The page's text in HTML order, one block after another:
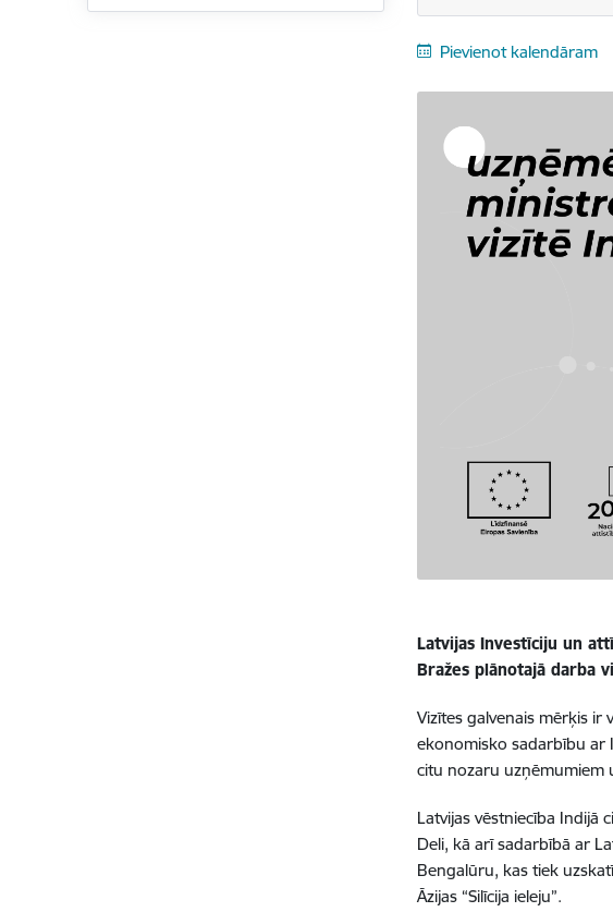
Pievienot kalendāram
Latvijas Investīciju un
Bražes plānotajā darba
Vizītes galvenais mērķis
ekonomisko sadarbību ar
citu nozaru uzņēmumiem
Latvijas vēstniecība Indijā
Deli, kā arī sadarbībā ar
Bengalūru, kas tiek
Āzijas “Silīcija ieleju”.